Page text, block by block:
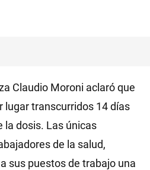
Claudio Moroni aclaró que
lugar transcurridos 14 días
la dosis. Las únicas
de la salud,
a sus puestos de trabajo una